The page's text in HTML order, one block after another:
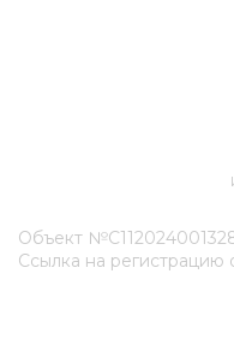
Объект
Ссылка на регистрацию